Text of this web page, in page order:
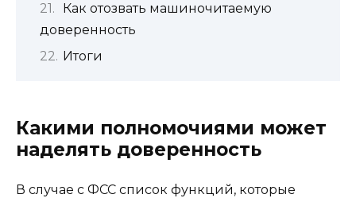
Как отозвать машиночитаемую
доверенность
Итоги
Какими полномочиями может
наделять доверенность
В случае с ФСС список функций, которые